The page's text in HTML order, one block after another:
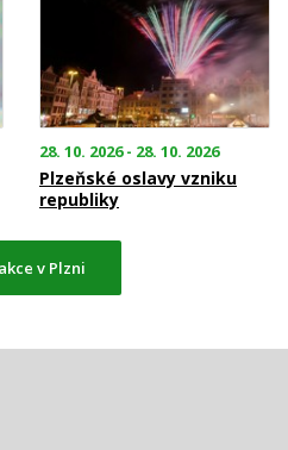
28. 10. 2026 - 28. 10. 2026
Plzeňské oslavy vzniku
republiky
v Plzni